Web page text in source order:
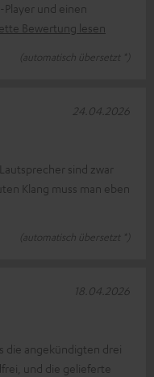
und einen
Bewertung lesen
(automatisch übersetzt *)
sind zwar
Klang muss man eben
(automatisch übersetzt *)
24.04.2026
die angekündigten drei
und die gelieferte
18.04.2026